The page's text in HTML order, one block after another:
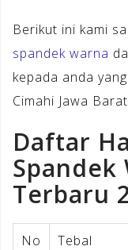
Berikut ini kami
spandek warna
kepada anda
Cimahi Jawa
Daftar
Spandek
Terbaru
No Tebal